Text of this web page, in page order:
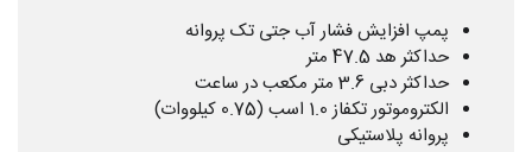
پمپ افزایش فشار آب جتی تک پروانه
حداکثر هد 47.5 متر
حداکثر دبی 3.6 متر مکعب در ساعت
الکتروموتور تکفاز 1.0 اسب (0.75 کیلووات)
پروانه پلاستیکی